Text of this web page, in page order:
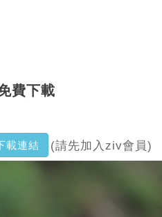
費下載
載連結 (請先加入ziv會員)